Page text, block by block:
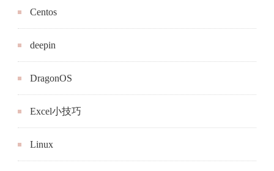
Centos
deepin
DragonOS
Excel小技巧
Linux